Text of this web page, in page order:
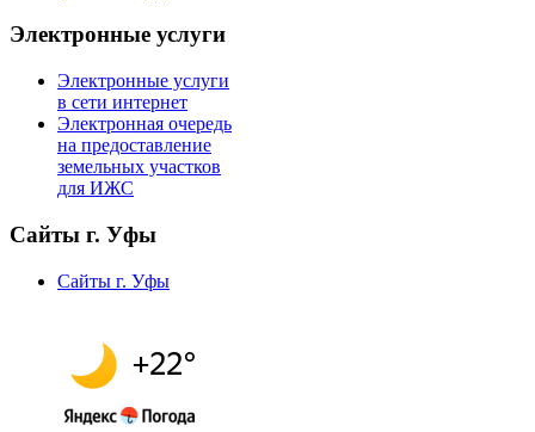
Электронные услуги
Электронные услуги
в сети интернет
Электронная очередь
на предоставление
земельных участков
для ИЖС
Сайты г. Уфы
Сайты г. Уфы